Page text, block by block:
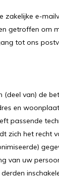
zakelijke e-
getroffen om
tot ons
(deel van) de
en
passende
zich het recht
van uw